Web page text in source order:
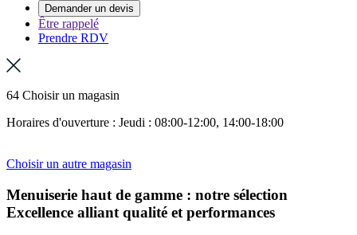
Demander un devis
Être rappelé
Prendre RDV
64 Choisir un magasin
Horaires d'ouverture : Jeudi : 08:00-12:00, 14:00-18:00
Choisir un autre magasin
Menuiserie haut de gamme : notre sélection
Excellence alliant qualité et performances